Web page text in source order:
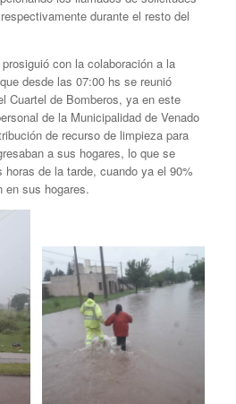
durante el resto del
con la colaboración a la
desde las 07:00 hs se reunió
Cuartel de Bomberos, ya en este
de la Municipalidad de Venado
de recurso de limpieza para
a sus hogares, lo que se
de la tarde, cuando ya el 90%
en sus hogares.